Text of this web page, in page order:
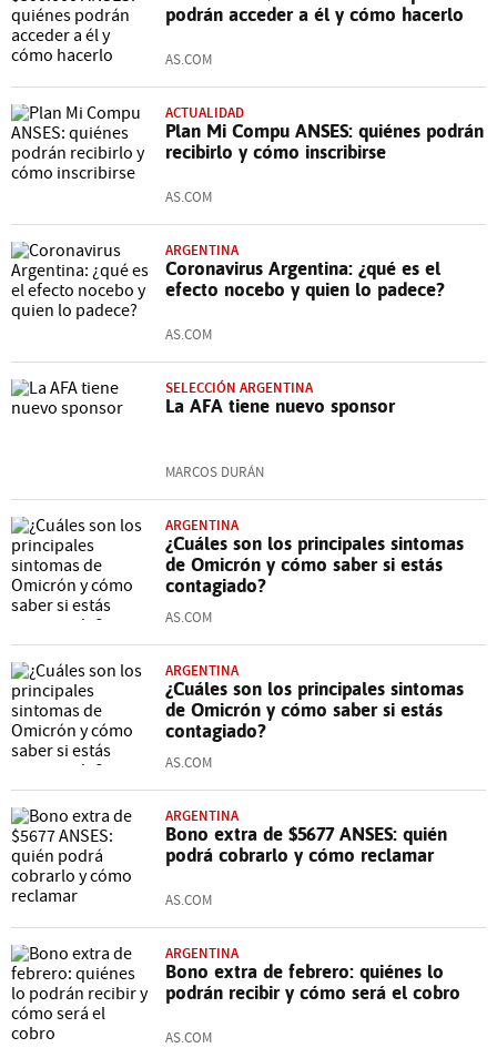
podrán acceder a él y cómo hacerlo
AS.COM
ACTUALIDAD
Plan Mi Compu ANSES: quiénes podrán
recibirlo y cómo inscribirse
AS.COM
ARGENTINA
Coronavirus Argentina: ¿qué es el
efecto nocebo y quien lo padece?
AS.COM
SELECCIÓN ARGENTINA
La AFA tiene nuevo sponsor
MARCOS DURÁN
ARGENTINA
¿Cuáles son los principales sintomas
de Omicrón y cómo saber si estás
contagiado?
AS.COM
ARGENTINA
¿Cuáles son los principales sintomas
de Omicrón y cómo saber si estás
contagiado?
AS.COM
ARGENTINA
Bono extra de $5677 ANSES: quién
podrá cobrarlo y cómo reclamar
AS.COM
ARGENTINA
Bono extra de febrero: quiénes lo
podrán recibir y cómo será el cobro
AS.COM